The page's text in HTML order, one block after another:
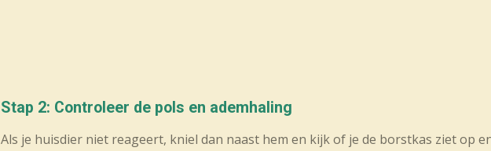
Stap 2: Controleer de pols en ademhaling
Als je huisdier niet reageert, kniel dan naast hem en kijk of je de borstkas ziet op